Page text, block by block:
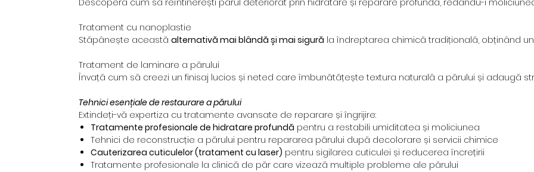
Descoperă cum să reîntinerești părul deteriorat prin hidratare și reparare profundă, redându-i
Tratament cu nanoplastie
Stăpânește această alternativă mai blândă și mai sigură la îndreptarea chimică tradițională, obținând
Tratament de laminare a părului
Învață cum să creezi un finisaj lucios și neted care îmbunătățește textura naturală a părului și adaugă
Tehnici esențiale de restaurare a părului
Extindeți-vă expertiza cu tratamente avansate de reparare și îngrijire:
Tratamente profesionale de hidratare profundă pentru a restabili umiditatea și moliciunea
Tehnici de reconstrucție a părului pentru repararea părului după decolorare și servicii chimice
Cauterizarea cuticulelor (tratament cu laser) pentru sigilarea cuticulei și reducerea încrețirii
Tratamente profesionale la clinică de păr care vizează multiple probleme ale părului